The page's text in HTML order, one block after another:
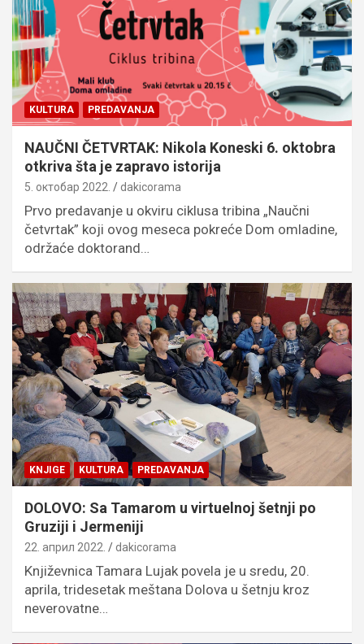
KULTURA PREDAVANJA
NAUČNI ČETVRTAK: Nikola Koneski 6. oktobra
otkriva šta je zapravo istorija
5. октобар 2022. dakicorama
Prvo predavanje u okviru ciklusa tribina „Naučni
četvrtak” koji ovog meseca pokreće Dom omladine,
održaće doktorand…
KNJIGE KULTURA PREDAVANJA
DOLOVO: Sa Tamarom u virtuelnoj šetnji po
Gruziji i Jermeniji
22. април 2022. dakicorama
Književnica Tamara Lujak povela je u sredu, 20.
aprila, tridesetak meštana Dolova u šetnju kroz
neverovatne…